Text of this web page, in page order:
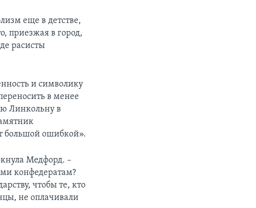
еще в детстве,
приезжая в город,
расисты
и символику
в менее
Линкольну в
большой ошибкой».
Медфорд. –
конфедератам?
чтобы те, кто
не оплачивали